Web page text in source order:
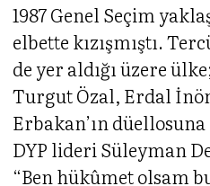
1987 Genel Seçim
elbette kızışmıştı.
de yer aldığı üzere
Turgut Özal, Erdal
Erbakan’ın
DYP lideri Süleyman
“Ben hükûmet olsam